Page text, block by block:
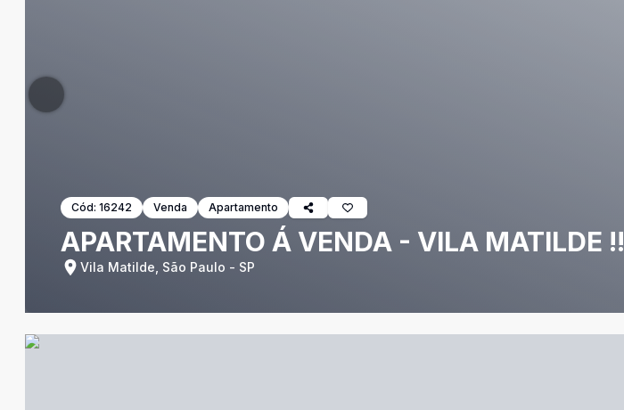
Cód: 16242 Venda Apartamento
APARTAMENTO Á VENDA - VILA MATILDE !!
Vila Matilde, São Paulo - SP